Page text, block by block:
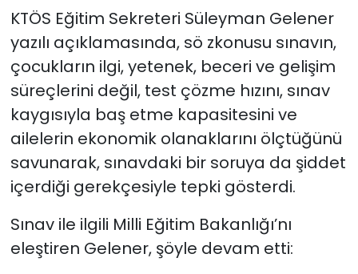
KTÖS Eğitim Sekreteri Süleyman Gelener
yazılı açıklamasında, sö zkonusu sınavın,
çocukların ilgi, yetenek, beceri ve gelişim
süreçlerini değil, test çözme hızını, sınav
kaygısıyla baş etme kapasitesini ve
ailelerin ekonomik olanaklarını ölçtüğünü
savunarak, sınavdaki bir soruya da şiddet
içerdiği gerekçesiyle tepki gösterdi.
Sınav ile ilgili Milli Eğitim Bakanlığı’nı
eleştiren Gelener, şöyle devam etti: